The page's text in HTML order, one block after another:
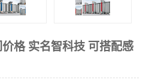
格 实名智科技 可搭配感